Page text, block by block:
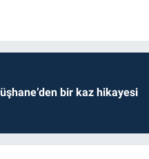
bir kaz hikayesi